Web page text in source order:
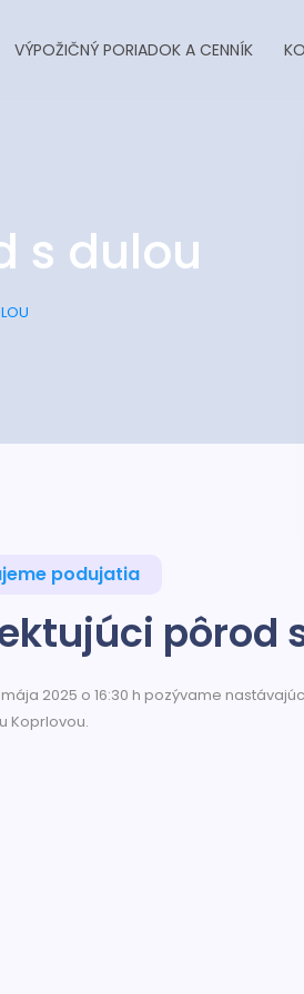
VÝPOŽIČNÝ PORIADOK A CENNÍK
s dulou
podujatia
pôrod
2025 o 16:30 h pozývame
Koprlovou.